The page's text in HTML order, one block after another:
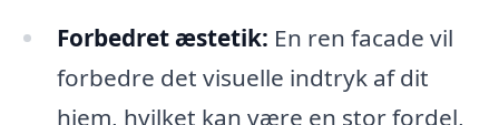
Forbedret æstetik: En ren facade vil
forbedre det visuelle indtryk af dit
hjem, hvilket kan være en stor fordel,